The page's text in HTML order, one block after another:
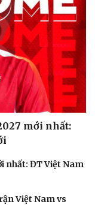
mới nhất:
nhất: ĐT Việt Nam
Việt Nam vs